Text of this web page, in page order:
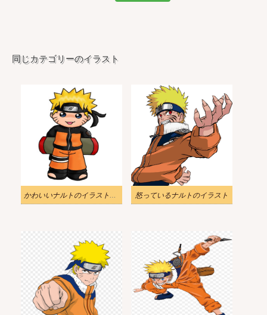
同じカテゴリーのイラスト
かわいいナルトのイラスト画像 怒っているナルトのイラスト